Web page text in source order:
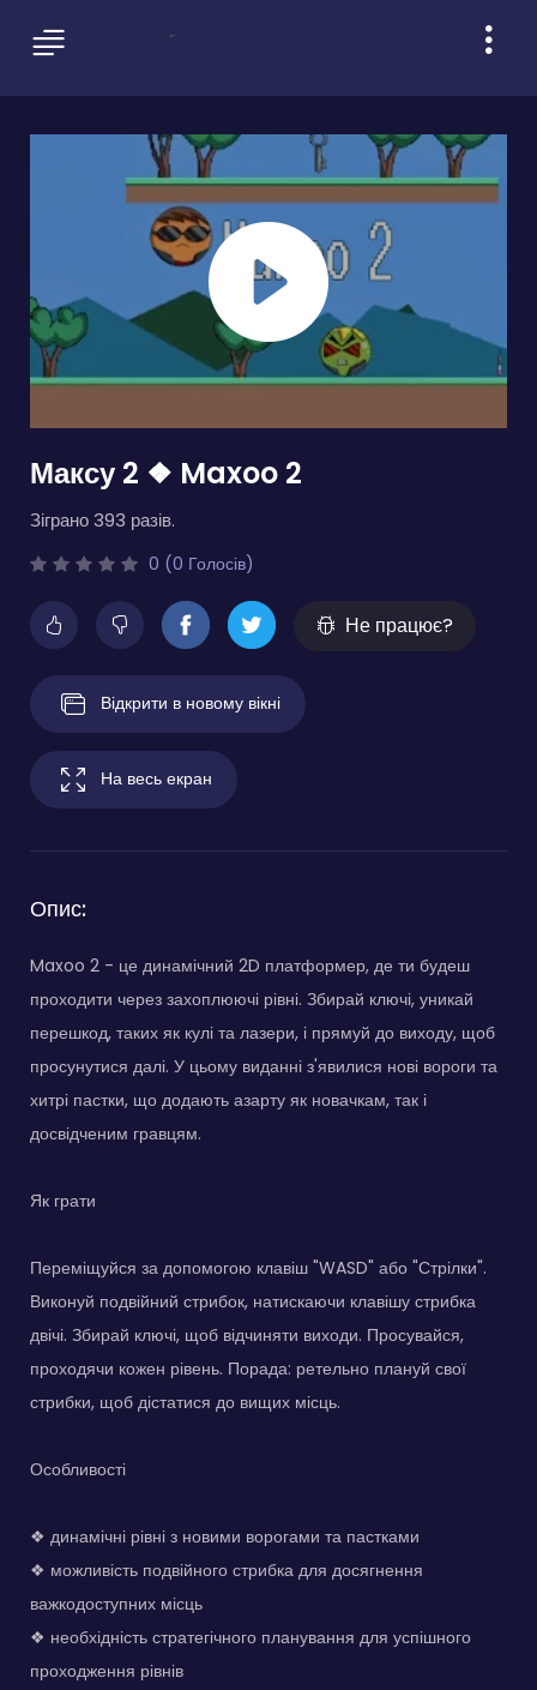
Максу 2 ❖ Maxoo 2
Зіграно 393 разів.
0 (0 Голосів)
Не працює?
Відкрити в новому вікні
На весь екран
Опис:
Maxoo 2 - це динамічний 2D платформер, де ти будеш
проходити через захоплюючі рівні. Збирай ключі, уникай
перешкод, таких як кулі та лазери, і прямуй до виходу, щоб
просунутися далі. У цьому виданні з'явилися нові вороги та
хитрі пастки, що додають азарту як новачкам, так і
досвідченим гравцям.
Як грати
Переміщуйся за допомогою клавіш "WASD" або "Стрілки".
Виконуй подвійний стрибок, натискаючи клавішу стрибка
двічі. Збирай ключі, щоб відчиняти виходи. Просувайся,
проходячи кожен рівень. Порада: ретельно плануй свої
стрибки, щоб дістатися до вищих місць.
Особливості
❖ динамічні рівні з новими ворогами та пастками
❖ можливість подвійного стрибка для досягнення
важкодоступних місць
❖ необхідність стратегічного планування для успішного
проходження рівнів